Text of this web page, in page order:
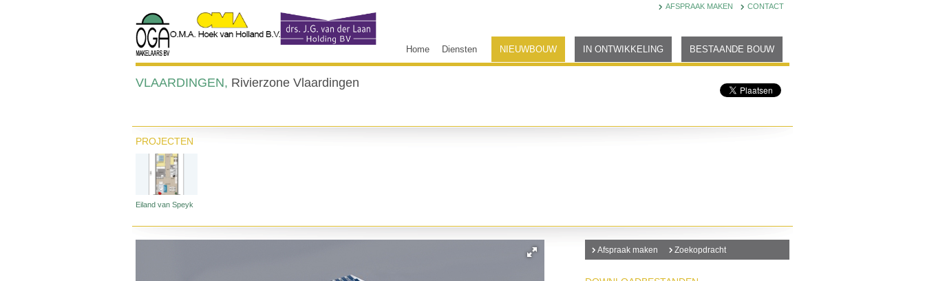
AFSPRAAK MAKEN CONTACT
Home Diensten NIEUWBOUW IN ONTWIKKELING BESTAANDE BOUW
VLAARDINGEN, Rivierzone Vlaardingen
PROJECTEN
Eiland van Speyk
Afspraak maken Zoekopdracht